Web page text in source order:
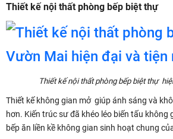
Thiết kế nội thất phòng bếp biệt thự
Thiết kế nội thất phòng bếp biệt thự
Thiết kế không gian mở giúp ánh sáng và
hơn. Kiến trúc sư đã khéo léo biến tấu không
bếp ăn liền kề không gian sinh hoạt chung